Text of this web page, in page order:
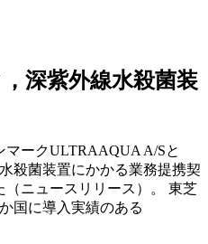
深紫外線水殺菌装
ークULTRAAQUA A/Sと
殺菌装置にかかる業務提携契
（ニュースリリース）。 東芝
国に導入実績のある